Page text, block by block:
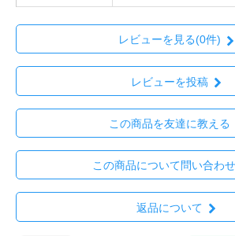
レビューを見る(0件)
レビューを投稿
この商品を友達に教える
この商品について問い合わ
返品について